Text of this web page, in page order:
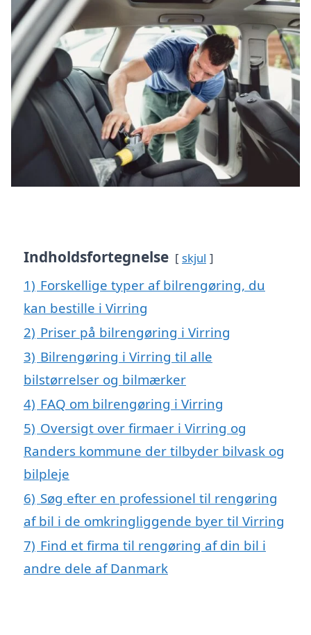
Indholdsfortegnelse skjul
1) Forskellige typer af bilrengøring, du
kan bestille i Virring
2) Priser på bilrengøring i Virring
3) Bilrengøring i Virring til alle
bilstørrelser og bilmærker
4) FAQ om bilrengøring i Virring
5) Oversigt over firmaer i Virring og
Randers kommune der tilbyder bilvask og
bilpleje
6) Søg efter en professionel til rengøring
af bil i de omkringliggende byer til Virring
7) Find et firma til rengøring af din bil i
andre dele af Danmark